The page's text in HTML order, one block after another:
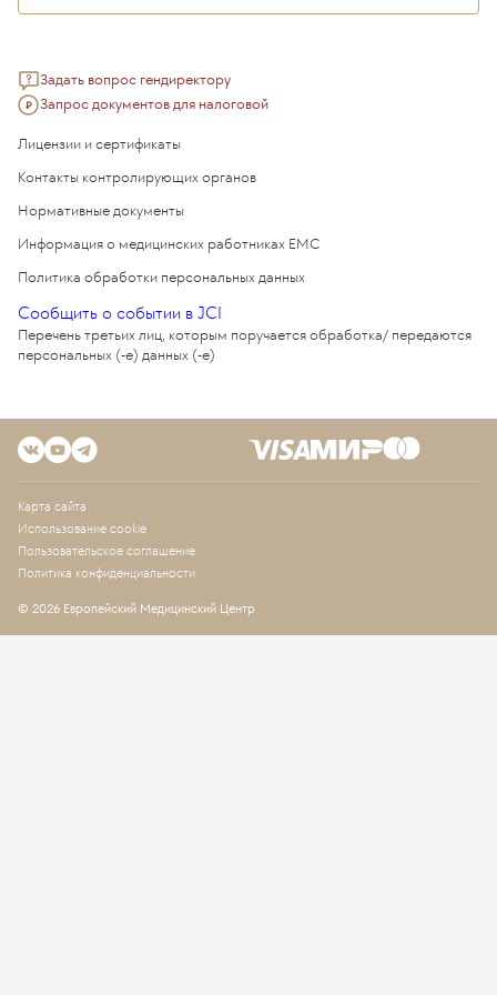
Задать вопрос гендиректору
Запрос документов для налоговой
Лицензии и сертификаты
Контакты контролирующих органов
Нормативные документы
Информация о медицинских работниках EMC
Политика обработки персональных данных
Сообщить о событии в JCI
Перечень третьих лиц, которым поручается обработка/ передаются
персональных (-е) данных (-е)
Карта сайта
Использование cookie
Пользовательское соглашение
Политика конфиденциальности
© 2026 Европейский Медицинский Центр